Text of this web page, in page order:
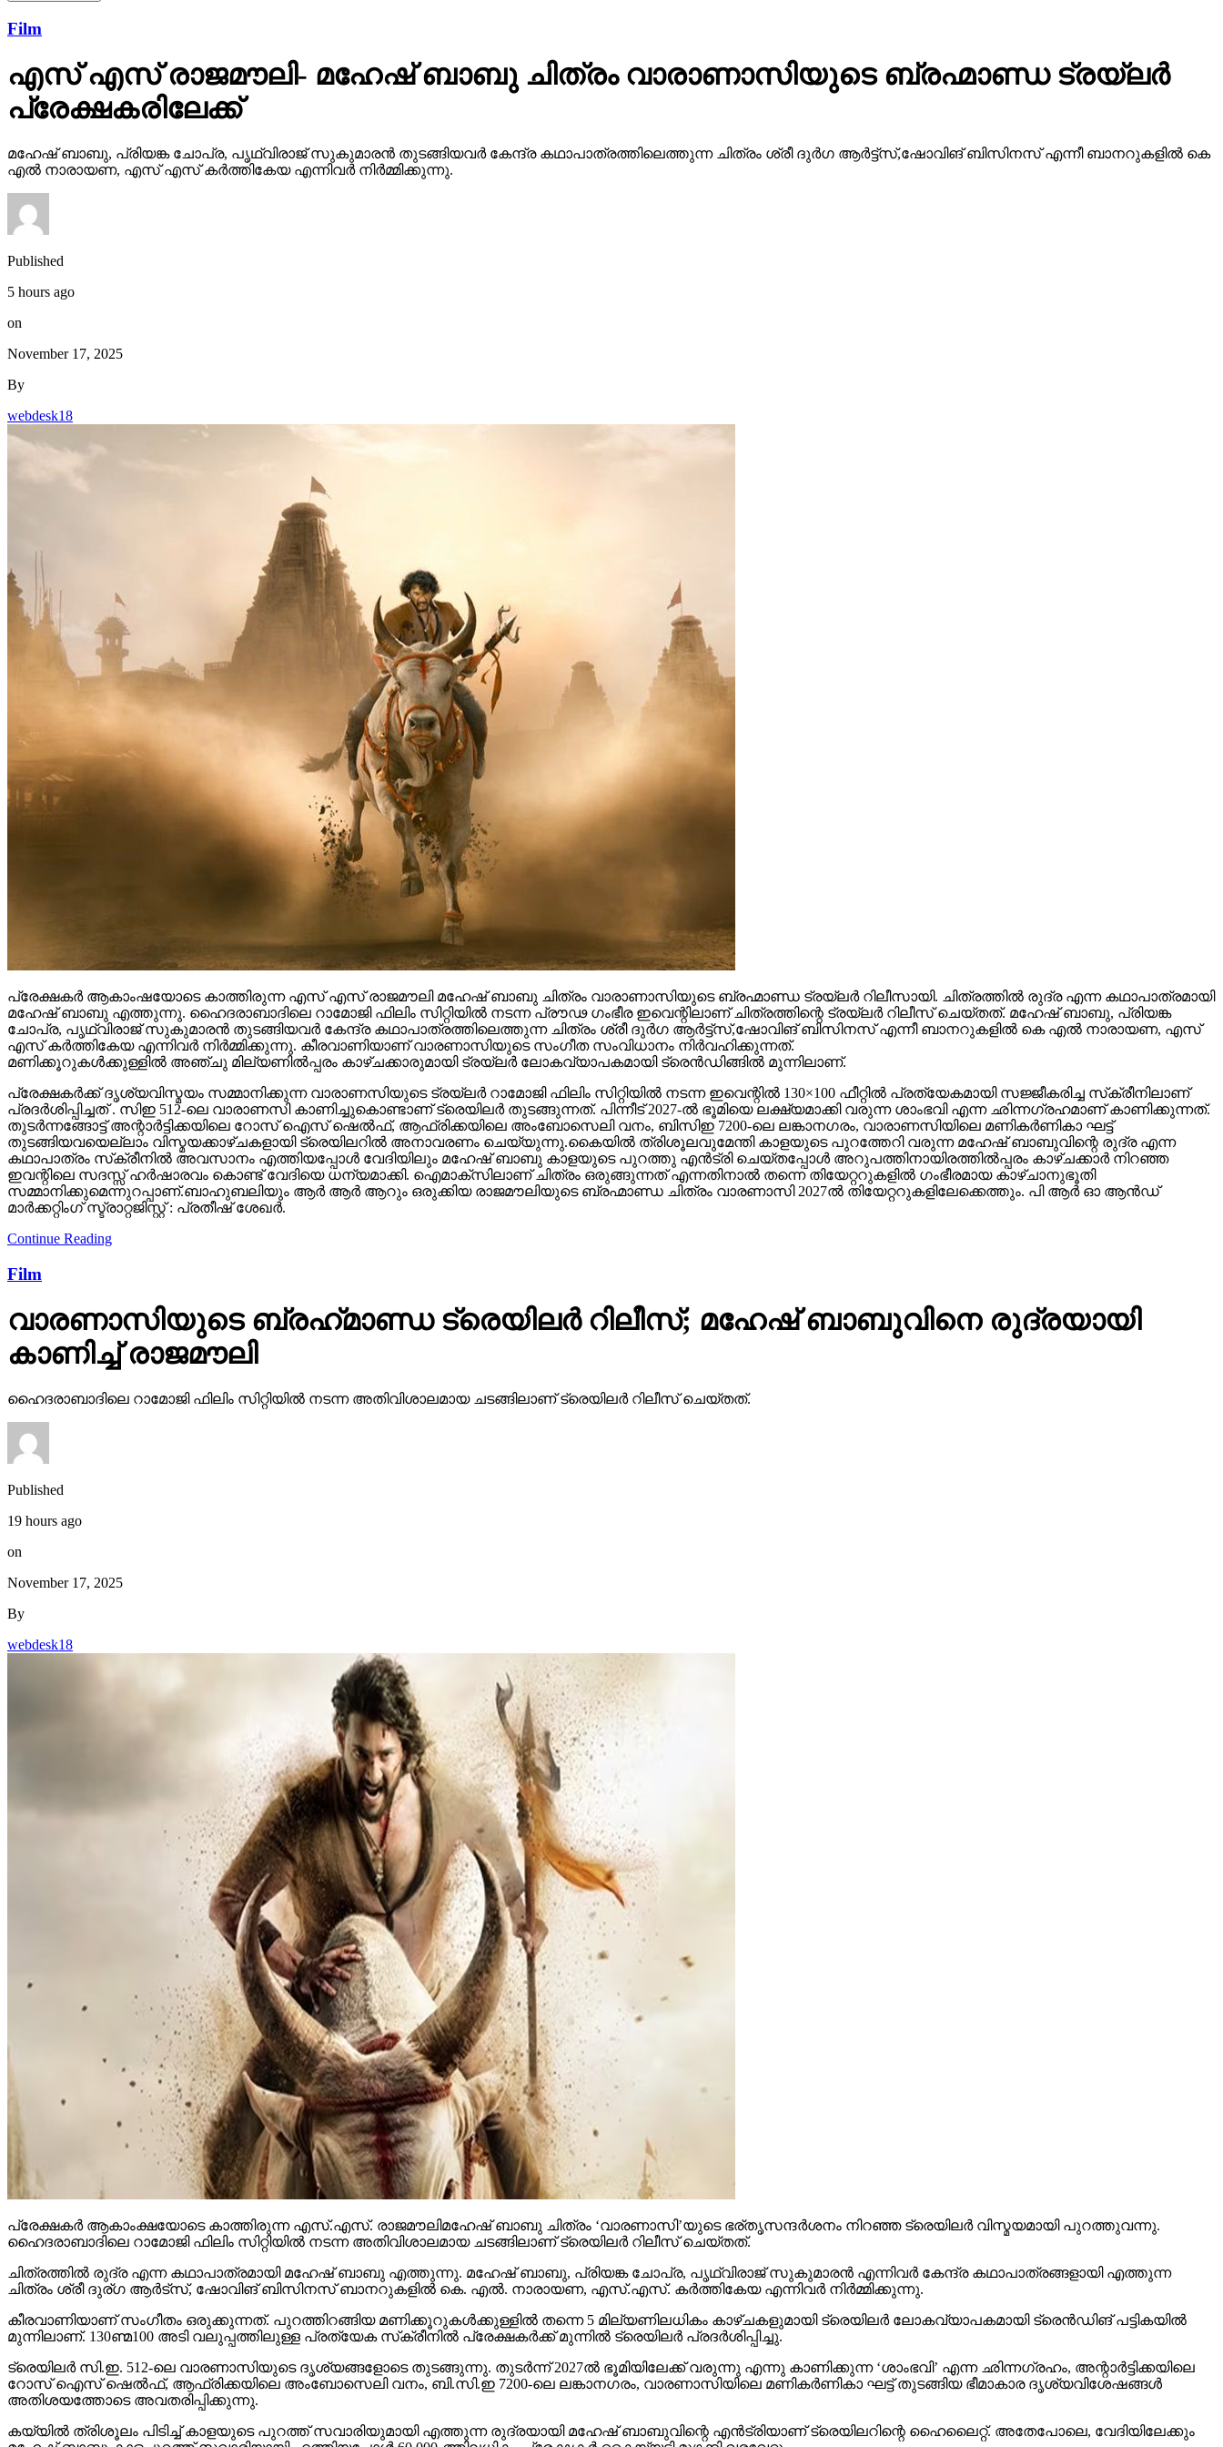
പ്രേക്ഷകരിലേക്ക്
എൽ നാരായണ, എസ് എസ് കർത്തികേയ എന്നിവർ നിർമ്മിക്കുന്നു.
Published
5 hours ago
on
November 17, 2025
By
webdesk18
പ്രേക്ഷകർ ആകാംഷയോടെ കാത്തിരുന്ന എസ് എസ് രാജമൗലി മഹേഷ് ബാബു ചിത്രം വാരാണാസിയുടെ ബ്രഹ്മാണ്ഡ ട്രയ്ലർ റിലീസായി. ചിത്രത്തിൽ രുദ്ര എന്ന കഥാപാത്രമായി
മഹേഷ് ബാബു എത്തുന്നു. ഹൈദരാബാദിലെ റാമോജി ഫിലിം സിറ്റിയിൽ നടന്ന പ്രൗഢ ഗംഭീര ഇവെന്റിലാണ് ചിത്രത്തിന്റെ ട്രയ്ലർ റിലീസ് ചെയ്തത്. മഹേഷ് ബാബു, പ്രിയങ്ക
ചോപ്ര, പൃഥ്വിരാജ് സുകുമാരൻ തുടങ്ങിയവർ കേന്ദ്ര കഥാപാത്രത്തിലെത്തുന്ന ചിത്രം ശ്രീ ദുർഗ ആർട്ട്സ്,ഷോവിങ് ബിസിനസ് എന്നീ ബാനറുകളിൽ കെ എൽ നാരായണ, എസ്
എസ് കർത്തികേയ എന്നിവർ നിർമ്മിക്കുന്നു. കീരവാണിയാണ് വാരണാസിയുടെ സംഗീത സംവിധാനം നിർവഹിക്കുന്നത്.
മണിക്കൂറുകൾക്കുള്ളിൽ അഞ്ചു മില്യണിൽപ്പരം കാഴ്ചക്കാരുമായി ട്രയ്ലർ ലോകവ്യാപകമായി ട്രെൻഡിങ്ങിൽ മുന്നിലാണ്.
പ്രേക്ഷകർക്ക് ദൃശ്യവിസ്മയം സമ്മാനിക്കുന്ന വാരാണസിയുടെ ട്രയ്ലർ റാമോജി ഫിലിം സിറ്റിയിൽ നടന്ന ഇവെന്റിൽ 130×100 ഫീറ്റിൽ പ്രത്യേകമായി സജ്ജീകരിച്ച സ്‌ക്രീനിലാണ്
പ്രദർശിപ്പിച്ചത് . സിഇ 512-ലെ വാരാണസി കാണിച്ചുകൊണ്ടാണ് ട്രെയിലര്‍ തുടങ്ങുന്നത്. പിന്നീട് 2027-ല്‍ ഭൂമിയെ ലക്ഷ്യമാക്കി വരുന്ന ശാംഭവി എന്ന ഛിന്നഗ്രഹമാണ് കാണിക്കുന്നത്.
തുടര്‍ന്നങ്ങോട്ട് അന്റാര്‍ട്ടിക്കയിലെ റോസ് ഐസ് ഷെല്‍ഫ്, ആഫ്രിക്കയിലെ അംബോസെലി വനം, ബിസിഇ 7200-ലെ ലങ്കാനഗരം, വാരാണസിയിലെ മണികര്‍ണികാ ഘട്ട്
തുടങ്ങിയവയെല്ലാം വിസ്മയക്കാഴ്ചകളായി ട്രെയിലറില്‍ അനാവരണം ചെയ്യുന്നു.കൈയില്‍ ത്രിശൂലവുമേന്തി കാളയുടെ പുറത്തേറി വരുന്ന മഹേഷ് ബാബുവിന്റെ രുദ്ര എന്ന
കഥാപാത്രം സ്‌ക്രീനിൽ അവസാനം എത്തിയപ്പോൾ വേദിയിലും മഹേഷ് ബാബു കാളയുടെ പുറത്തു എൻട്രി ചെയ്തപ്പോൾ അറുപത്തിനായിരത്തിൽപ്പരം കാഴ്ചക്കാർ നിറഞ്ഞ
ഇവന്റിലെ സദസ്സ് ഹർഷാരവം കൊണ്ട് വേദിയെ ധന്യമാക്കി. ഐമാക്‌സിലാണ് ചിത്രം ഒരുങ്ങുന്നത് എന്നതിനാല്‍ തന്നെ തിയേറ്ററുകളില്‍ ഗംഭീരമായ കാഴ്ചാനുഭൂതി
സമ്മാനിക്കുമെന്നുറപ്പാണ്.ബാഹുബലിയും ആർ ആർ ആറും ഒരുക്കിയ രാജമൗലിയുടെ ബ്രഹ്മാണ്ഡ ചിത്രം വാരണാസി 2027ൽ തിയേറ്ററുകളിലേക്കെത്തും. പി ആർ ഓ ആൻഡ്
മാർക്കറ്റിംഗ് സ്ട്രാറ്റജിസ്റ്റ് : പ്രതീഷ് ശേഖർ.
Continue Reading
Film
കാണിച്ച് രാജമൗലി
ഹൈദരാബാദിലെ റാമോജി ഫിലിം സിറ്റിയില്‍ നടന്ന അതിവിശാലമായ ചടങ്ങിലാണ് ട്രെയിലര്‍ റിലീസ് ചെയ്തത്.
Published
19 hours ago
on
November 17, 2025
By
webdesk18
പ്രേക്ഷകര്‍ ആകാംക്ഷയോടെ കാത്തിരുന്ന എസ്.എസ്. രാജമൗലിമഹേഷ് ബാബു ചിത്രം ‘വാരണാസി’യുടെ ഭര്തൃസന്ദര്‍ശനം നിറഞ്ഞ ട്രെയിലര്‍ വിസ്മയമായി പുറത്തുവന്നു.
ഹൈദരാബാദിലെ റാമോജി ഫിലിം സിറ്റിയില്‍ നടന്ന അതിവിശാലമായ ചടങ്ങിലാണ് ട്രെയിലര്‍ റിലീസ് ചെയ്തത്.
ചിത്രത്തില്‍ രുദ്ര എന്ന കഥാപാത്രമായി മഹേഷ് ബാബു എത്തുന്നു. മഹേഷ് ബാബു, പ്രിയങ്ക ചോപ്ര, പൃഥ്വിരാജ് സുകുമാരന്‍ എന്നിവര്‍ കേന്ദ്ര കഥാപാത്രങ്ങളായി എത്തുന്ന
ചിത്രം ശ്രീ ദുര്ഗ ആര്‍ട്‌സ്, ഷോവിങ് ബിസിനസ് ബാനറുകളില്‍ കെ. എല്‍. നാരായണ, എസ്.എസ്. കര്‍ത്തികേയ എന്നിവര്‍ നിര്‍മ്മിക്കുന്നു.
കീരവാണിയാണ് സംഗീതം ഒരുക്കുന്നത്. പുറത്തിറങ്ങിയ മണിക്കൂറുകള്‍ക്കുള്ളില്‍ തന്നെ 5 മില്യണിലധികം കാഴ്ചകളുമായി ട്രെയിലര്‍ ലോകവ്യാപകമായി ട്രെന്‍ഡിങ് പട്ടികയില്‍
മുന്നിലാണ്. 130ണ്മ100 അടി വലുപ്പത്തിലുള്ള പ്രത്യേക സ്‌ക്രീനില്‍ പ്രേക്ഷകര്‍ക്ക് മുന്നില്‍ ട്രെയിലര്‍ പ്രദര്‍ശിപ്പിച്ചു.
ട്രെയിലര്‍ സി.ഇ. 512-ലെ വാരണാസിയുടെ ദൃശ്യങ്ങളോടെ തുടങ്ങുന്നു. തുടര്‍ന്ന് 2027ല്‍ ഭൂമിയിലേക്ക് വരുന്നു എന്നു കാണിക്കുന്ന ‘ശാംഭവി’ എന്ന ഛിന്നഗ്രഹം, അന്റാര്‍ട്ടിക്കയിലെ
റോസ് ഐസ് ഷെല്‍ഫ്, ആഫ്രിക്കയിലെ അംബോസെലി വനം, ബി.സി.ഇ 7200-ലെ ലങ്കാനഗരം, വാരണാസിയിലെ മണികര്‍ണികാ ഘട്ട് തുടങ്ങിയ ഭീമാകാര ദൃശ്യവിശേഷങ്ങള്‍
അതിശയത്തോടെ അവതരിപ്പിക്കുന്നു.
കയ്യില്‍ ത്രിശൂലം പിടിച്ച് കാളയുടെ പുറത്ത് സവാരിയുമായി എത്തുന്ന രുദ്രയായി മഹേഷ് ബാബുവിന്റെ എന്‍ട്രിയാണ് ട്രെയിലറിന്റെ ഹൈലൈറ്റ്. അതേപോലെ, വേദിയിലേക്കും
മഹേഷ് ബാബു കാളപ്പുറത്ത് സവാരിയായി എത്തിയപ്പോള്‍ 60,000-ത്തിലധികം പ്രേക്ഷകര്‍ കൈയ്യടി മുഴക്കി വരവേറ്റു.